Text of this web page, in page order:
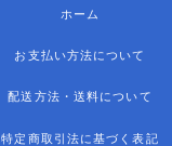
ホーム
お支払い方法について
配送方法・送料について
特定商取引法に基づく表記